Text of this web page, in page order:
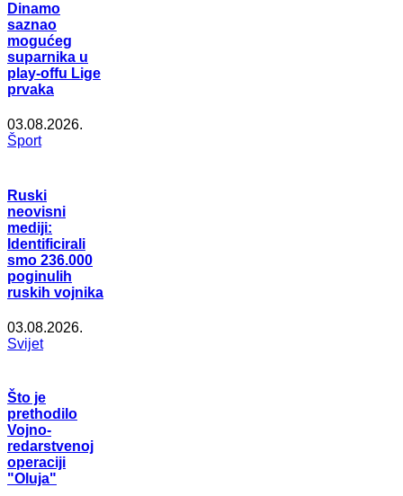
Dinamo
saznao
mogućeg
suparnika u
play-offu Lige
prvaka
03.08.2026.
Šport
Ruski
neovisni
mediji:
Identificirali
smo 236.000
poginulih
ruskih vojnika
03.08.2026.
Svijet
Što je
prethodilo
Vojno-
redarstvenoj
operaciji
"Oluja"